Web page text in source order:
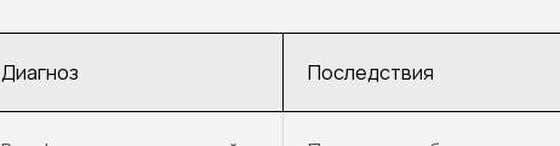
Диагноз Последствия